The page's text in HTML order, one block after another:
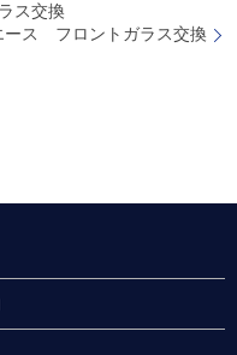
ス交換
ス フロントガラス交換